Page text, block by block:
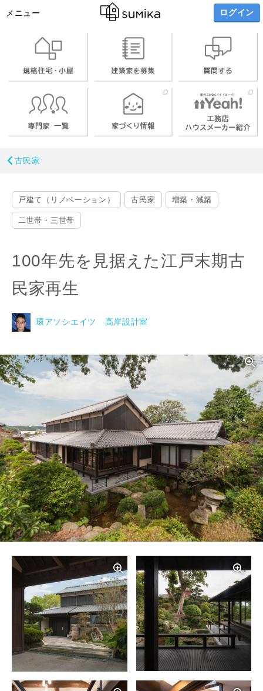
メニュー ログイン
古民家
戸建て（リノベーション） 古民家 増築・減築
二世帯・三世帯
100年先を見据えた江戸末期古
民家再生
環アソシエイツ 高岸設計室
写真を拡大する
写真を拡大する